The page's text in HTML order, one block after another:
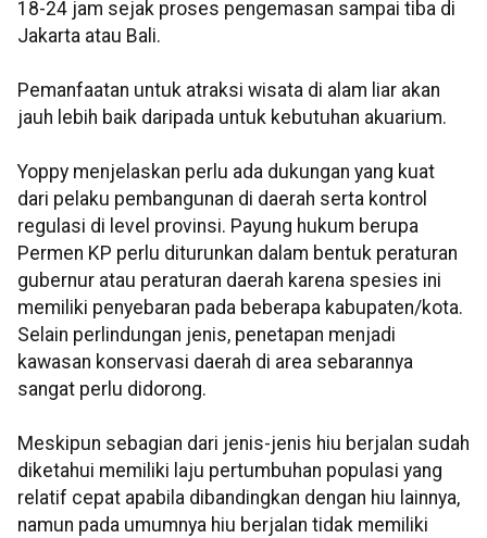
18-24 jam sejak proses pengemasan sampai tiba di
Jakarta atau Bali.
Pemanfaatan untuk atraksi wisata di alam liar akan
jauh lebih baik daripada untuk kebutuhan akuarium.
Yoppy menjelaskan perlu ada dukungan yang kuat
dari pelaku pembangunan di daerah serta kontrol
regulasi di level provinsi. Payung hukum berupa
Permen KP perlu diturunkan dalam bentuk peraturan
gubernur atau peraturan daerah karena spesies ini
memiliki penyebaran pada beberapa kabupaten/kota.
Selain perlindungan jenis, penetapan menjadi
kawasan konservasi daerah di area sebarannya
sangat perlu didorong.
Meskipun sebagian dari jenis-jenis hiu berjalan sudah
diketahui memiliki laju pertumbuhan populasi yang
relatif cepat apabila dibandingkan dengan hiu lainnya,
namun pada umumnya hiu berjalan tidak memiliki